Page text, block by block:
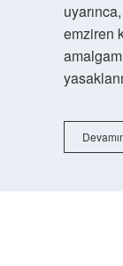
emziren
amalgam